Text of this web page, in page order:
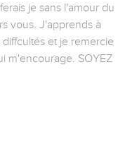
je sans l'amour du
vous. J'apprends à
et je remercie
m'encourage. SOYEZ